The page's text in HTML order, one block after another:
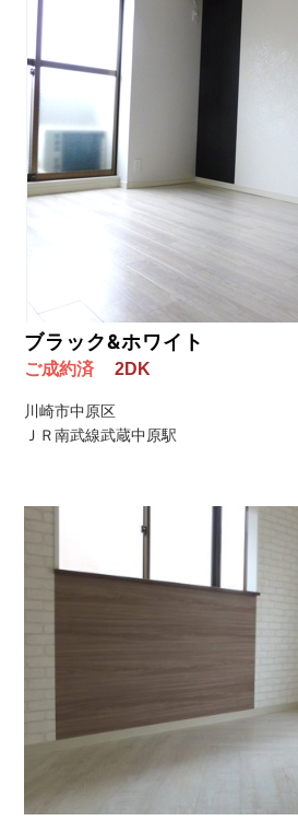
ブラック&ホワイト
ご成約済 2DK
川崎市中原区
ＪＲ南武線武蔵中原駅